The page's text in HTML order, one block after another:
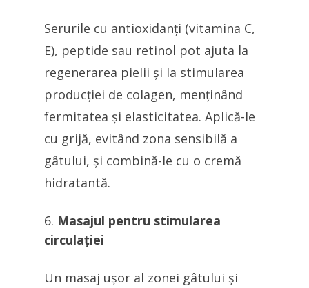
Serurile cu antioxidanți (vitamina C,
E), peptide sau retinol pot ajuta la
regenerarea pielii și la stimularea
producției de colagen, menținând
fermitatea și elasticitatea. Aplică-le
cu grijă, evitând zona sensibilă a
gâtului, și combină-le cu o cremă
hidratantă.
Masajul pentru stimularea
circulației
Un masaj ușor al zonei gâtului și